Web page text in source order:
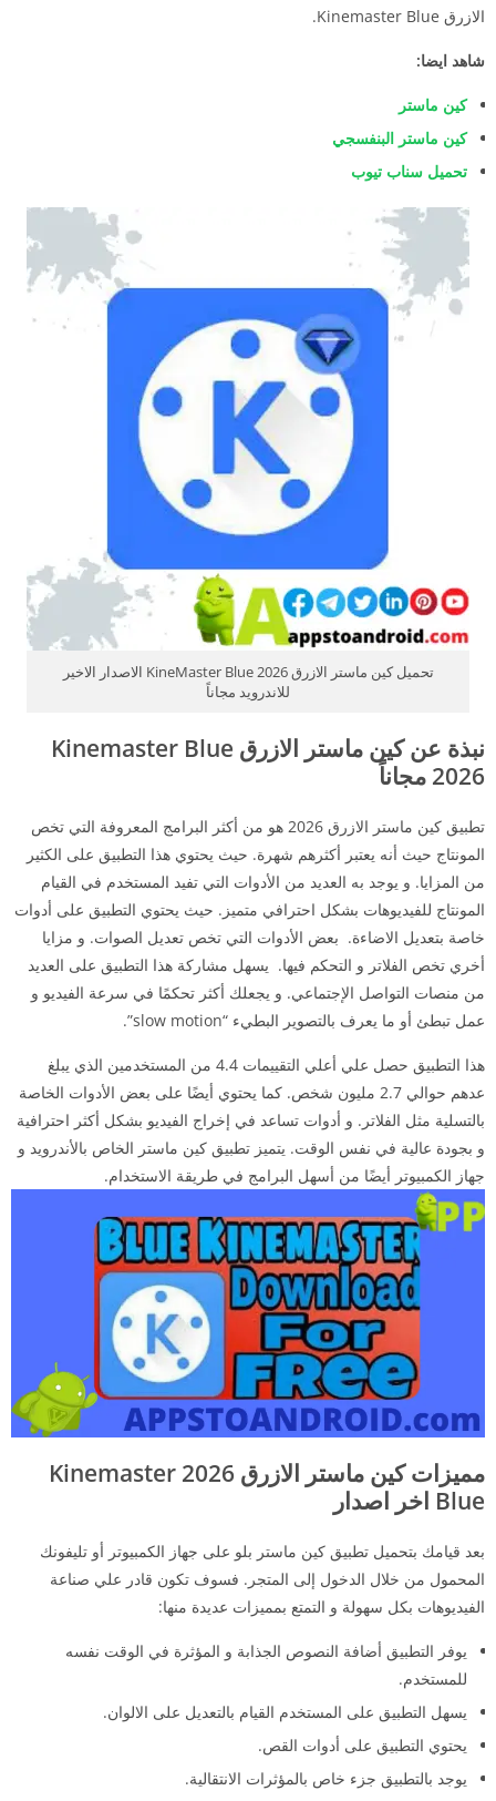
الازرق Kinemaster Blue.
شاهد ايضا:
كين ماستر
كين ماستر البنفسجي
تحميل سناب تيوب
تحميل كين ماستر الازرق 2026 KineMaster Blue الاصدار الاخير
للاندرويد مجاناً
نبذة عن كين ماستر الازرق Kinemaster Blue
2026 مجاناً
تطبيق كين ماستر الازرق 2026 هو من أكثر البرامج المعروفة التي تخص
المونتاج حيث أنه يعتبر أكثرهم شهرة. حيث يحتوي هذا التطبيق على الكثير
من المزايا. و يوجد به العديد من الأدوات التي تفيد المستخدم في القيام
المونتاج للفيديوهات بشكل احترافي متميز. حيث يحتوي التطبيق على أدوات
خاصة بتعديل الاضاءة. بعض الأدوات التي تخص تعديل الصوات. و مزايا
أخري تخص الفلاتر و التحكم فيها. يسهل مشاركة هذا التطبيق على العديد
من منصات التواصل الإجتماعي. و يجعلك أكثر تحكمًا في سرعة الفيديو و
عمل تبطئ أو ما يعرف بالتصوير البطيء “slow motion”.
هذا التطبيق حصل علي أعلي التقييمات 4.4 من المستخدمين الذي يبلغ
عدهم حوالي 2.7 مليون شخص. كما يحتوي أيضًا على بعض الأدوات الخاصة
بالتسلية مثل الفلاتر. و أدوات تساعد في إخراج الفيديو بشكل أكثر احترافية
و بجودة عالية في نفس الوقت. يتميز تطبيق كين ماستر الخاص بالأندرويد و
جهاز الكمبيوتر أيضًا من أسهل البرامج في طريقة الاستخدام.
مميزات كين ماستر الازرق
2026 Kinemaster
Blue اخر اصدار
بعد قيامك بتحميل تطبيق كين ماستر بلو على جهاز الكمبيوتر أو تليفونك
المحمول من خلال الدخول إلى المتجر. فسوف تكون قادر علي صناعة
الفيديوهات بكل سهولة و التمتع بمميزات عديدة منها:
يوفر التطبيق أضافة النصوص الجذابة و المؤثرة في الوقت نفسه
للمستخدم.
يسهل التطبيق على المستخدم القيام بالتعديل على الالوان.
يحتوي التطبيق على أدوات القص.
يوجد بالتطبيق جزء خاص بالمؤثرات الانتقالية.